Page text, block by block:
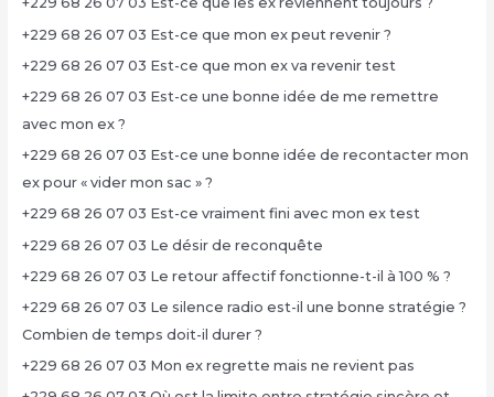
+229 68 26 07 03 Est-ce que mon ex peut revenir ?
+229 68 26 07 03 Est-ce que mon ex va revenir test
+229 68 26 07 03 Est-ce une bonne idée de me remettre
avec mon ex ?
+229 68 26 07 03 Est-ce une bonne idée de recontacter mon
ex pour « vider mon sac » ?
+229 68 26 07 03 Est-ce vraiment fini avec mon ex test
+229 68 26 07 03 Le désir de reconquête
+229 68 26 07 03 Le retour affectif fonctionne-t-il à 100 % ?
+229 68 26 07 03 Le silence radio est-il une bonne stratégie ?
Combien de temps doit-il durer ?
+229 68 26 07 03 Mon ex regrette mais ne revient pas